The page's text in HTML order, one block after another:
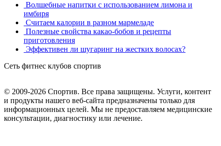
Волшебные напитки с использованием лимона и
имбиря
Считаем калории в разном мармеладе
Полезные свойства какао-бобов и рецепты
приготовления
Эффективен ли шугаринг на жестких волосах?
Сеть фитнес клубов спортив
© 2009-2026 Спортив. Все права защищены. Услуги, контент
и продукты нашего веб-сайта предназначены только для
информационных целей. Мы не предоставляем медицинские
консультации, диагностику или лечение.